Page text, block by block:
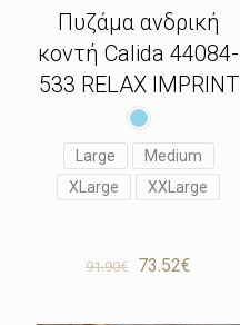
Πυζάμα ανδρική
κοντή Calida 44084-
533 RELAX IMPRINT
Large
Medium
XLarge
XXLarge
91.90€
Original
73.52€